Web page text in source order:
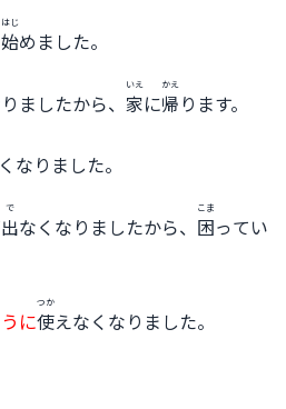
始
はじ
めました。
ましたから、 家
いえ
に帰
かえ
ります。
くなりました。
出
で
なくなりましたから、 困
こま
ってい
に使
つか
えなくなりました。